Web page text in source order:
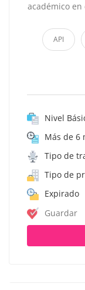
académico
API
Nivel
Más de 6
Tipo de
Tipo de
Expirado
Guardar